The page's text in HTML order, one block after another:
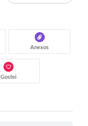
Anexos
Gostei